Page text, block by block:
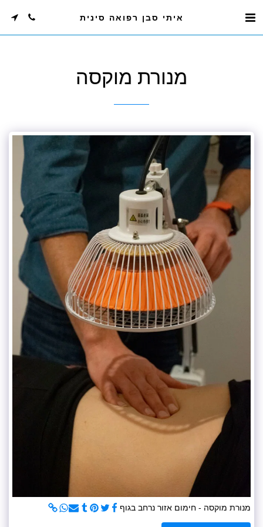
איתי סבן רפואה סינית
מנורת מוקסה
מנורת מוקסה - חימום אזור נרחב בגוף